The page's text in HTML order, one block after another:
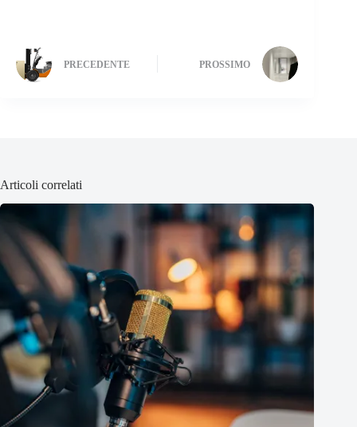
PRECEDENTE PROSSIMO
Articoli correlati